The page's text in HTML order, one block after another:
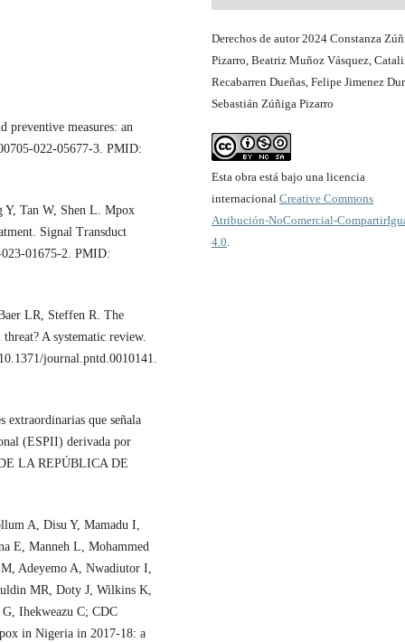
preventive measures: an
022-05677-3. PMID:
Y, Tan W, Shen L. Mpox
Signal Transduct
01675-2. PMID:
LR, Steffen R. The
A systematic review.
journal.pntd.0010141.
extraordinarias que señala
(ESPII) derivada por
LA REPÚBLICA DE
A, Disu Y, Mamadu I,
E, Manneh L, Mohammed
Adeyemo A, Nwadiutor I,
MR, Doty J, Wilkins K,
Ihekweazu C; CDC
in Nigeria in 2017-18: a
Derechos de autor 2024 Constanza
Pizarro, Beatriz Muñoz Vásquez,
Recabarren Dueñas, Felipe Jimenez
Sebastián Zúñiga Pizarro
Esta obra está bajo una licencia
internacional Creative Commons
Atribución-NoComercial-
4.0